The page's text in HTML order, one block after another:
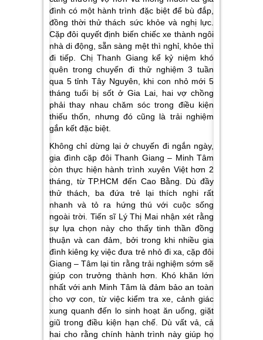
đình có một hành trình đặc biệt để bù đắp,
đồng thời thử thách sức khỏe và nghị lực.
Cặp đôi quyết định biến chiếc xe thành ngôi
nhà di động, sẵn sàng mệt thì nghỉ, khỏe thì
đi tiếp. Chị Thanh Giang kể kỷ niệm khó
quên trong chuyến đi thử nghiệm 3 tuần
qua 5 tỉnh Tây Nguyên, khi con nhỏ mới 5
tháng tuổi bị sốt ở Gia Lai, hai vợ chồng
phải thay nhau chăm sóc trong điều kiện
thiếu thốn, nhưng đó cũng là trải nghiệm
gắn kết đặc biệt.
Không chỉ dừng lại ở chuyến đi ngắn ngày,
gia đình cặp đôi Thanh Giang – Minh Tâm
còn thực hiện hành trình xuyên Việt hơn 2
tháng, từ TP.HCM đến Cao Bằng. Dù đầy
thử thách, ba đứa trẻ lại thích nghi rất
nhanh và tỏ ra hứng thú với cuộc sống
ngoài trời. Tiến sĩ Lý Thị Mai nhận xét rằng
sự lựa chọn này cho thấy tinh thần đồng
thuận và can đảm, bởi trong khi nhiều gia
đình kiêng kỵ việc đưa trẻ nhỏ đi xa, cặp đôi
Giang – Tâm lại tin rằng trải nghiệm sớm sẽ
giúp con trưởng thành hơn. Khó khăn lớn
nhất với anh Minh Tâm là đảm bảo an toàn
cho vợ con, từ việc kiểm tra xe, cảnh giác
xung quanh đến lo sinh hoạt ăn uống, giặt
giũ trong điều kiện hạn chế. Dù vất vả, cả
hai cho rằng chính hành trình này giúp họ